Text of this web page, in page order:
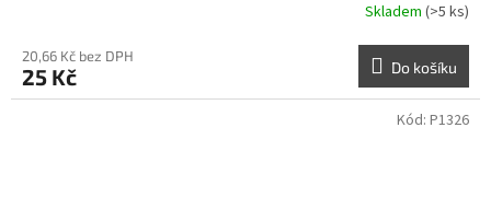
Skladem (>5 ks)
20,66 Kč bez DPH
25 Kč Do košíku
Kód: P1326